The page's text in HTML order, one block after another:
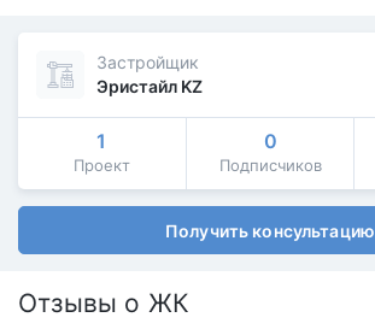
Застройщик
Эристайл KZ
1
Проект
0
Подписчиков
Получить консультацию
Отзывы о ЖК